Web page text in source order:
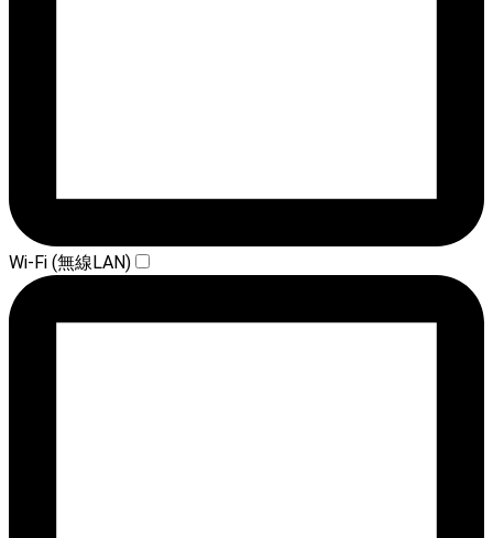
Wi-Fi (無線LAN)